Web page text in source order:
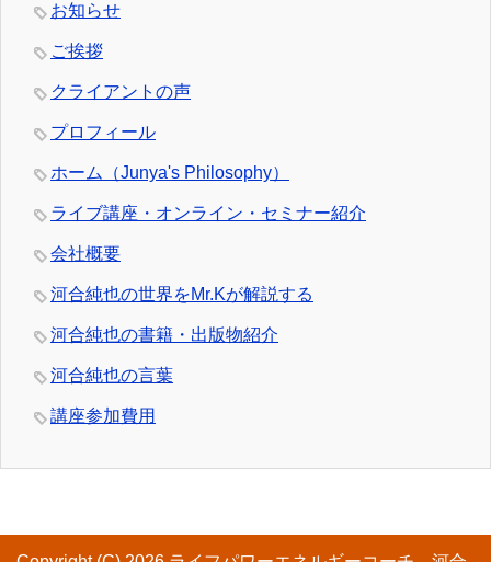
お知らせ
ご挨拶
クライアントの声
プロフィール
ホーム（Junya's Philosophy）
ライブ講座・オンライン・セミナー紹介
会社概要
河合純也の世界をMr.Kが解説する
河合純也の書籍・出版物紹介
河合純也の言葉
講座参加費用